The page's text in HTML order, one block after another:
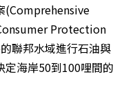
(Comprehensive
Protection
聯邦水域進行石油與
定海岸50到100哩間的